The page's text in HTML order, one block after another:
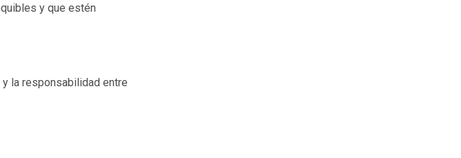
y que estén
la responsabilidad entre